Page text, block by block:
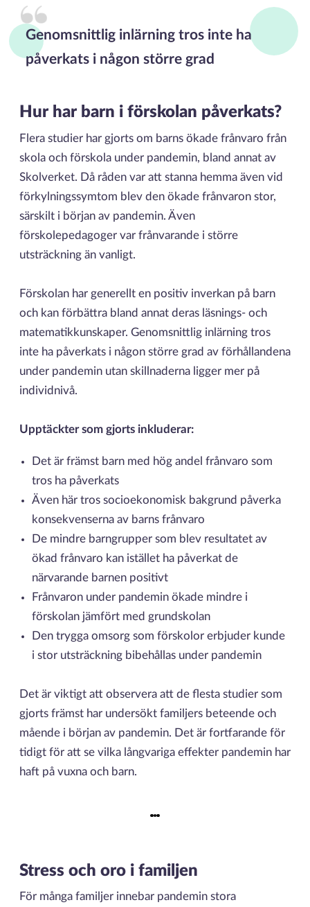
Genomsnittlig inlärning tros inte ha
påverkats i någon större grad
Hur har barn i förskolan påverkats?
Flera studier har gjorts om barns ökade frånvaro från
skola och förskola under pandemin, bland annat av
Skolverket. Då råden var att stanna hemma även vid
förkylningssymtom blev den ökade frånvaron stor,
särskilt i början av pandemin. Även
förskolepedagoger var frånvarande i större
utsträckning än vanligt.
Förskolan har generellt en positiv inverkan på barn
och kan förbättra bland annat deras läsnings- och
matematikkunskaper. Genomsnittlig inlärning tros
inte ha påverkats i någon större grad av förhållandena
under pandemin utan skillnaderna ligger mer på
individnivå.
Upptäckter som gjorts inkluderar:
Det är främst barn med hög andel frånvaro som
tros ha påverkats
Även här tros socioekonomisk bakgrund påverka
konsekvenserna av barns frånvaro
De mindre barngrupper som blev resultatet av
ökad frånvaro kan istället ha påverkat de
närvarande barnen positivt
Frånvaron under pandemin ökade mindre i
förskolan jämfört med grundskolan
Den trygga omsorg som förskolor erbjuder kunde
i stor utsträckning bibehållas under pandemin
Det är viktigt att observera att de flesta studier som
gjorts främst har undersökt familjers beteende och
mående i början av pandemin. Det är fortfarande för
tidigt för att se vilka långvariga effekter pandemin har
haft på vuxna och barn.
Stress och oro i familjen
För många familjer innebar pandemin stora